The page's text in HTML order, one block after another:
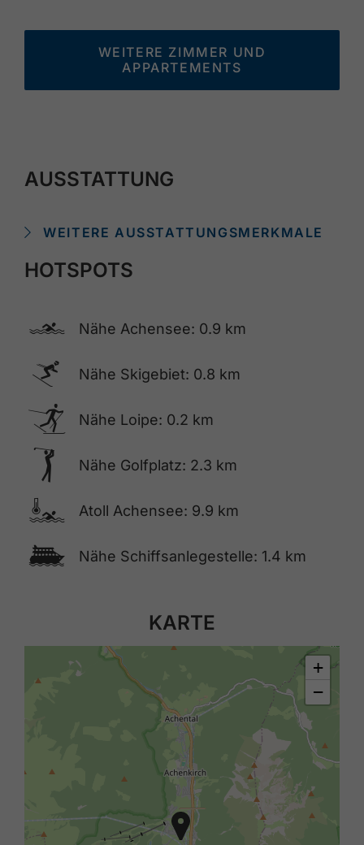
WEITERE ZIMMER UND
APPARTEMENTS
AUSSTATTUNG
WEITERE AUSSTATTUNGSMERKMALE
HOTSPOTS
🅐 Nähe Achensee: 0.9 km
🅆 Nähe Skigebiet: 0.8 km
🅇 Nähe Loipe: 0.2 km
🅢 Nähe Golfplatz: 2.3 km
🍳 Atoll Achensee: 9.9 km
🕑 Nähe Schiffsanlegestelle: 1.4 km
KARTE
+
−